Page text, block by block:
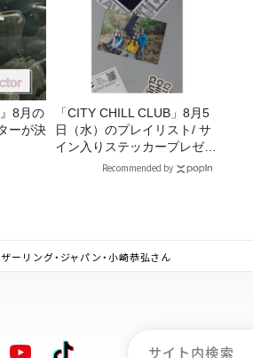
8月の
ーが決
「CITY CHILL CLUB」8月5
日（水）のプレイリスト/ サ
イン入りステッカープレゼン
Recommended by
ーリング・ジャパン・小崎恭弘さん